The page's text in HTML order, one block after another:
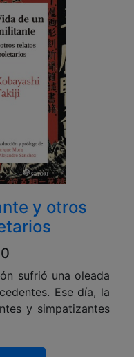
y otros
sufrió una oleada
Ese día, la
y simpatizantes